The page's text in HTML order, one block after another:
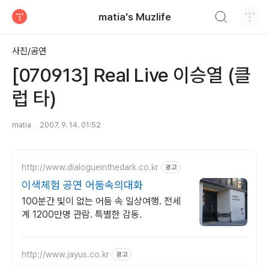
matia's Muzlife
사진/공연
[070913] Real Live 이승열 (클
럽 타)
matia 2007. 9. 14. 01:52
http://www.dialogueinthedark.co.kr 광고
이색체험 공연 어둠속의대화
100분간 빛이 없는 어둠 속 일상여행. 전세
계 1200만명 관람. 특별한 감동.
http://www.jayus.co.kr 광고